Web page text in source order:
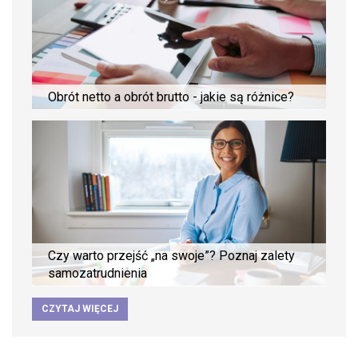
Obrót netto a obrót brutto - jakie są różnice?
Czy warto przejść „na swoje”? Poznaj zalety
samozatrudnienia
CZYTAJ WIĘCEJ